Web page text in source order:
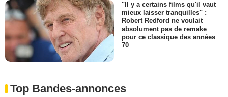
"Il y a certains films qu'il vaut
mieux laisser tranquilles" :
Robert Redford ne voulait
absolument pas de remake
pour ce classique des années
70
Top Bandes-annonces